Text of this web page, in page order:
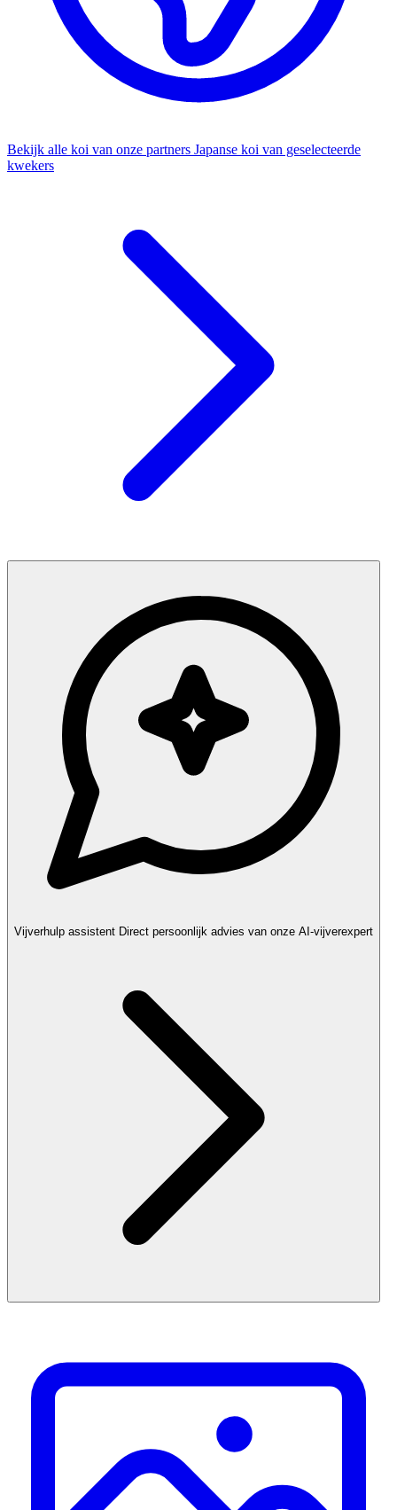
Bekijk alle koi van onze partners Japanse koi van geselecteerde
kwekers
Vijverhulp assistent Direct persoonlijk advies van onze AI-vijverexpert